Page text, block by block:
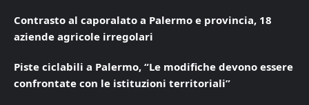
Contrasto al caporalato a Palermo e provincia, 18
aziende agricole irregolari
Piste ciclabili a Palermo, “Le modifiche devono essere
confrontate con le istituzioni territoriali”